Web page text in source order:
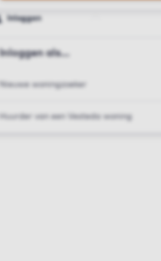
Inloggen
Inloggen als...
Nieuwe woningzoeker
Huurder van een Vesteda woning